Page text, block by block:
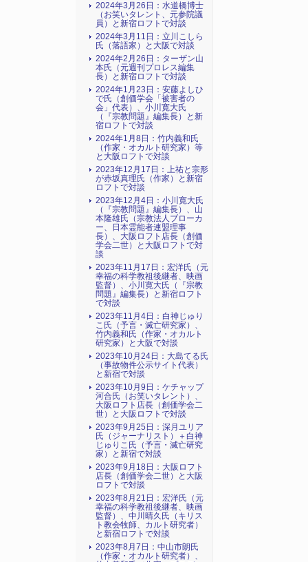
2024年3月26日：水道橋博士
（お笑いタレント、元参院議
員）と新宿ロフトで対談
2024年3月11日：立川こしら
氏（落語家）と大阪で対談
2024年2月26日：ターザン山
本氏（元週刊プロレス編集
長）と新宿ロフトで対談
2024年1月23日：安藤よしひ
で氏（創価学会「被害者の
会」代表）、小川寛大氏
（『宗教問題』編集長）と新
宿ロフトで対談
2024年1月8日：竹内義和氏
（作家・オカルト研究家）等
と大阪ロフトで対談
2023年12月17日：上祐と宗形
が赤坂真理氏（作家）と新宿
ロフトで対談
2023年12月4日：小川寛大氏
（『宗教問題』編集長）、山
本隆雄氏（宗教法人ブローカ
ー、日本霊能者連盟理事
長）、大阪ロフト店長（創価
学会二世）と大阪ロフトで対
談
2023年11月17日：宏洋氏（元
幸福の科学教祖後継者、映画
監督）、小川寛大氏（『宗教
問題』編集長）と新宿ロフト
で対談
2023年11月4日：白神じゅり
こ氏（予言・滅亡研究家）、
竹内義和氏（作家・オカルト
研究家）と大阪で対談
2023年10月24日：大島てる氏
（事故物件公示サイト代表）
と新宿で対談
2023年10月9日：ケチャップ
河合氏（お笑いタレント）、
大阪ロフト店長（創価学会二
世）と大阪ロフトで対談
2023年9月25日：深月ユリア
氏（ジャーナリスト）＋白神
じゅりこ氏（予言・滅亡研究
家）と新宿で対談
2023年9月18日：大阪ロフト
店長（創価学会二世）と大阪
ロフトで対談
2023年8月21日：宏洋氏（元
幸福の科学教祖後継者、映画
監督）、中川晴久氏（キリス
ト教会牧師、カルト研究者）
と新宿ロフトで対談
2023年8月7日：中山市朗氏
（作家・オカルト研究者）、